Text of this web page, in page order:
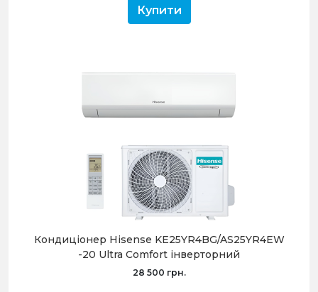
Купити
Кондиціонер Hisense KE25YR4BG/AS25YR4EW
-20 Ultra Comfort інверторний
28 500 грн.